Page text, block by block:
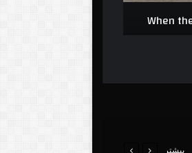
When
بیشتر